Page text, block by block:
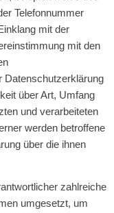
Telefonnummer
mit der
mit den
Datenschutzerklärung
über Art, Umfang
und verarbeiteten
werden betroffene
über die ihnen
zahlreiche
umgesetzt, um